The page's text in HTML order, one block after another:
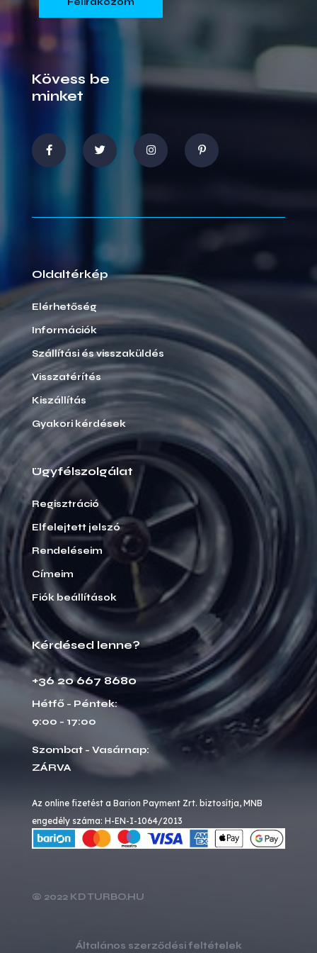
Kövess be
minket
Oldaltérkép
Elérhetőség
Információk
Szállítási és visszaküldés
Visszatérítés
Kiszállítás
Gyakori kérdések
Ügyfélszolgálat
Regisztráció
Elfelejtett jelszó
Rendeléseim
Címeim
Fiók beállítások
Kérdésed lenne?
+36 20 667 8680
Hétfő - Péntek:
9:00 - 17:00
Szombat - Vasárnap:
ZÁRVA
Az online fizetést a Barion Payment Zrt. biztosítja, MNB
engedély száma: H-EN-I-1064/2013
© 2022 KD TURBO.HU
Általános szerződési feltételek